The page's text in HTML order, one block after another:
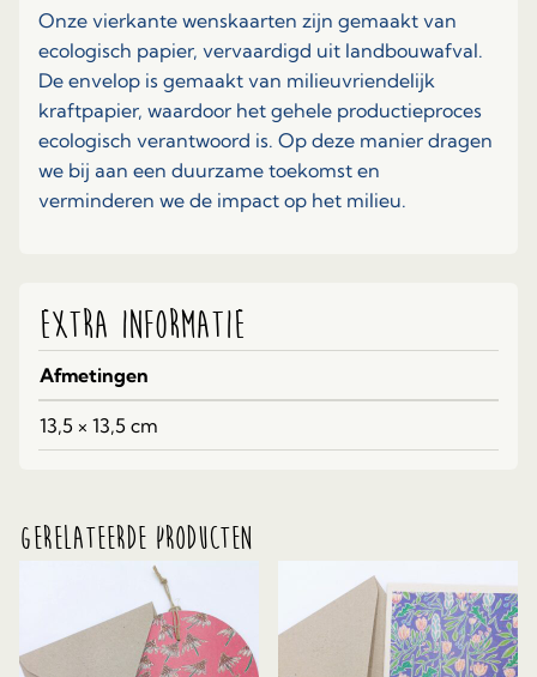
Onze vierkante wenskaarten zijn gemaakt van
ecologisch papier, vervaardigd uit landbouwafval.
De envelop is gemaakt van milieuvriendelijk
kraftpapier, waardoor het gehele productieproces
ecologisch verantwoord is. Op deze manier dragen
we bij aan een duurzame toekomst en
verminderen we de impact op het milieu.
Extra informatie
Afmetingen
13,5 × 13,5 cm
Gerelateerde producten